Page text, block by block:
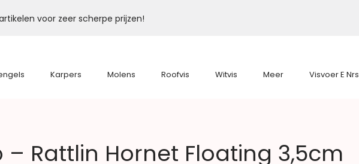
voor zeer scherpe prijzen!
Karpers Molens Roofvis Witvis Meer Visvoer E Nrs
– Rattlin Hornet Floating 3,5cm